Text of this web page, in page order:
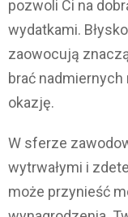
pozwoli Ci na
wydatkami.
zaowocują
brać
okazję.
W sferze
wytrwałymi i
może przynieść